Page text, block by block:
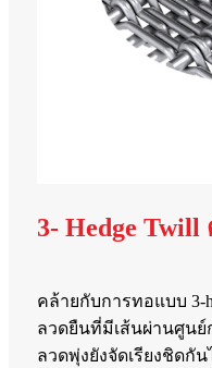
3- Hedge
คล้ายกับการทอแบบ 3-
ลวดยืนที่มีเส้นผ่านศูน
ลวดพุ่งยังจัดเรียงชิดกั